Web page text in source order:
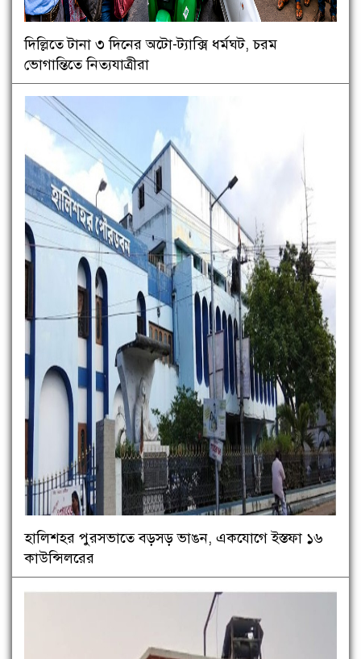
দিল্লিতে টানা ৩ দিনের অটো-ট্যাক্সি ধর্মঘট, চরম
ভোগান্তিতে নিত্যযাত্রীরা
হালিশহর পুরসভাতে বড়সড় ভাঙন, একযোগে ইস্তফা ১৬
কাউন্সিলরের